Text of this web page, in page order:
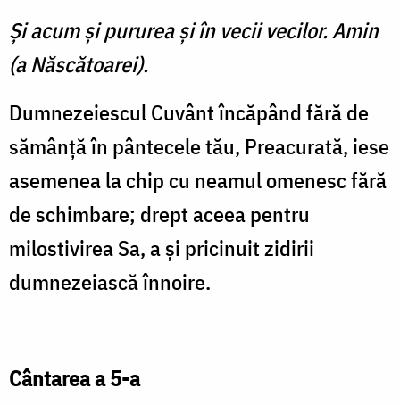
Şi acum şi pururea şi în vecii vecilor. Amin
(a Născătoarei).
Dumnezeiescul Cuvânt încăpând fără de
sămânţă în pântecele tău, Preacurată, iese
asemenea la chip cu neamul omenesc fără
de schimbare; drept aceea pentru
milostivirea Sa, a şi pricinuit zidirii
dumnezeiască înnoire.
Cântarea a 5-a